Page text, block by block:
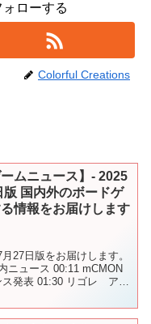
ローする
Colorful Creations
ームニュース】- 2025
版 国内外のボードゲ
情報をお届けします
27日版をお届けします。
ニュース 00:11 mCMON
ス発表 01:30 リゴレ アー